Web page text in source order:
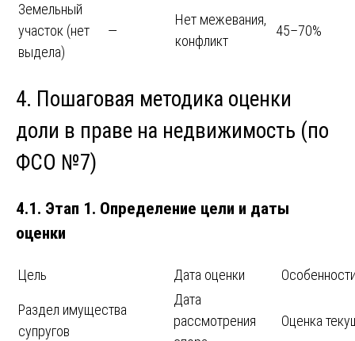
Земельный
участок (нет
выдела)
—
Нет межевания,
конфликт
45–70%
4. Пошаговая методика оценки
доли в праве на недвижимость (по
ФСО №7)
4.1. Этап 1. Определение цели и даты
оценки
Цель Дата оценки
Раздел имущества
супругов
Дата
рассмотрения
Оценка